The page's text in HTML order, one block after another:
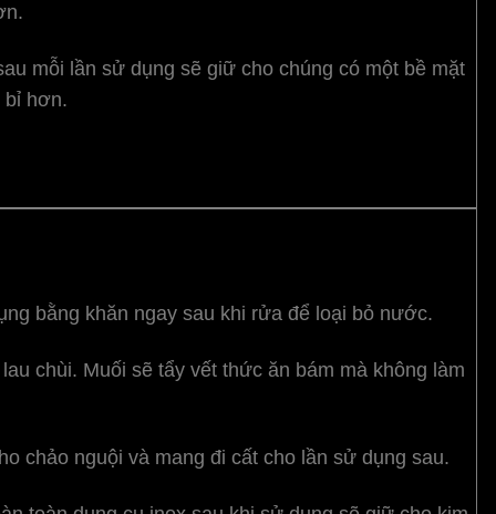
mỗi lần sử dụng sẽ giữ cho chúng có một bề mặt
bỉ hơn.
bằng khăn ngay sau khi rửa để loại bỏ nước.
chùi. Muối sẽ tẩy vết thức ăn bám mà không làm
chảo nguội và mang đi cất cho lần sử dụng sau.